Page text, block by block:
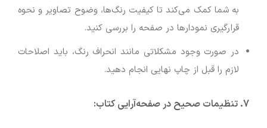
به شما کمک می‌کند تا کیفیت رنگ‌ها، وضوح تصاویر و نحوه
قرارگیری نمودارها در صفحه را بررسی کنید.
در صورت وجود مشکلاتی مانند انحراف رنگ، باید اصلاحات
لازم را قبل از چاپ نهایی انجام دهید.
7. تنظیمات صحیح در صفحه‌آرایی کتاب: